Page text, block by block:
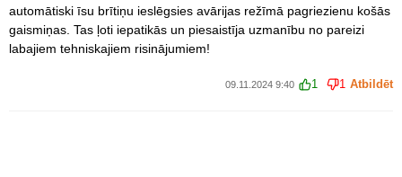
automātiski īsu brītiņu ieslēgsies avārijas režīmā pagriezienu košās
gaismiņas. Tas ļoti iepatikās un piesaistīja uzmanību no pareizi
labajiem tehniskajiem risinājumiem!
09.11.2024 9:40 1 1 Atbildēt